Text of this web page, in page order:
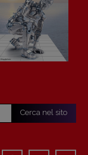
Cerca nel sito